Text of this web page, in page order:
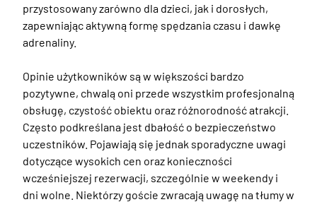
przystosowany zarówno dla dzieci, jak i dorosłych,
zapewniając aktywną formę spędzania czasu i dawkę
adrenaliny.
Opinie użytkowników są w większości bardzo
pozytywne, chwalą oni przede wszystkim profesjonalną
obsługę, czystość obiektu oraz różnorodność atrakcji.
Często podkreślana jest dbałość o bezpieczeństwo
uczestników. Pojawiają się jednak sporadyczne uwagi
dotyczące wysokich cen oraz konieczności
wcześniejszej rezerwacji, szczególnie w weekendy i
dni wolne. Niektórzy goście zwracają uwagę na tłumy w